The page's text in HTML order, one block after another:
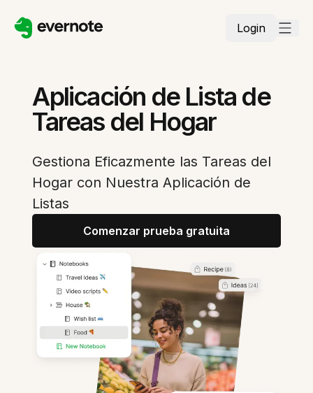
Login
Aplicación de Lista de
Tareas del Hogar
Gestiona Eficazmente las Tareas del
Hogar con Nuestra Aplicación de
Listas
Comenzar prueba gratuita